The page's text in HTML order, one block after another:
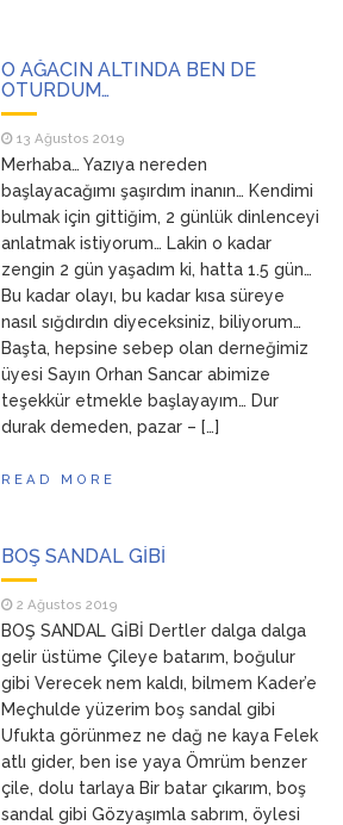
O AĞACIN ALTINDA BEN DE
OTURDUM…
13 Ağustos 2019
Merhaba… Yazıya nereden
başlayacağımı şaşırdım inanın… Kendimi
bulmak için gittiğim, 2 günlük dinlenceyi
anlatmak istiyorum… Lakin o kadar
zengin 2 gün yaşadım ki, hatta 1.5 gün…
Bu kadar olayı, bu kadar kısa süreye
nasıl sığdırdın diyeceksiniz, biliyorum…
Başta, hepsine sebep olan derneğimiz
üyesi Sayın Orhan Sancar abimize
teşekkür etmekle başlayayım… Dur
durak demeden, pazar – […]
READ MORE
BOŞ SANDAL GİBİ
2 Ağustos 2019
BOŞ SANDAL GİBİ Dertler dalga dalga
gelir üstüme Çileye batarım, boğulur
gibi Verecek nem kaldı, bilmem Kader’e
Meçhulde yüzerim boş sandal gibi
Ufukta görünmez ne dağ ne kaya Felek
atlı gider, ben ise yaya Ömrüm benzer
çile, dolu tarlaya Bir batar çıkarım, boş
sandal gibi Gözyaşımla sabrım, öylesi